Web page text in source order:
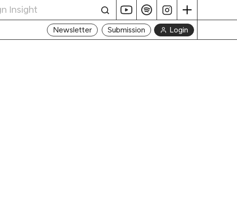
Newsletter Submission Login